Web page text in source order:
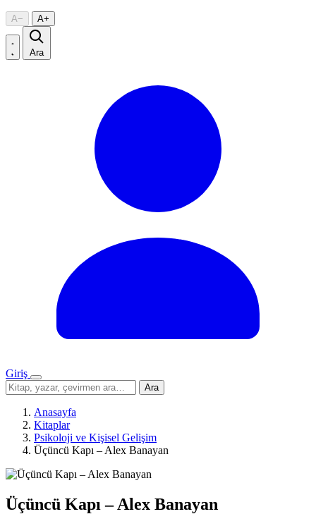
A− A+
Ara
Giriş
Menü
Sitede
ara
Ara
Anasayfa
Kitaplar
Psikoloji ve Kişisel Gelişim
Üçüncü Kapı – Alex Banayan
Üçüncü Kapı – Alex Banayan